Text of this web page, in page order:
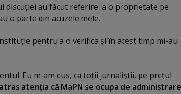
discuţiei au făcut referire la o proprietate pe
o parte din acuzele mele.
pentru a o verifica şi în acest timp mi-au
Eu m-am dus, ca toţii jurnaliştii, pe preţul
atenţia că MaPN se ocupa de administrare